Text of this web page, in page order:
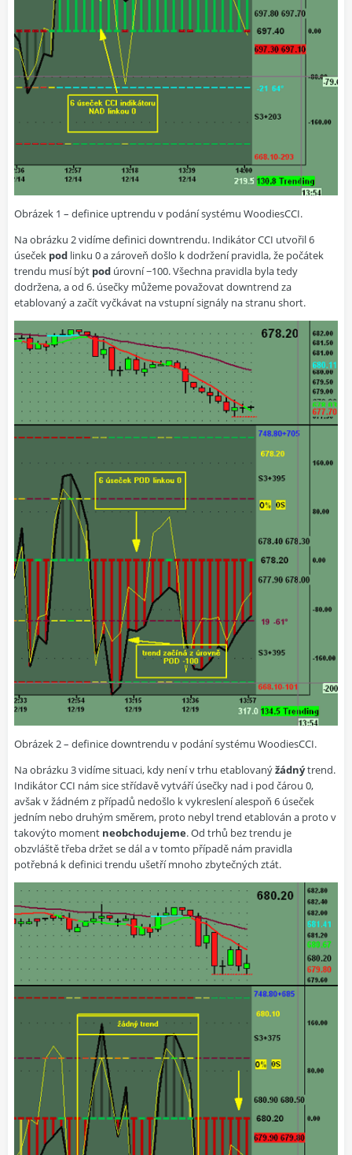
Obrázek 1 – definice uptrendu v podání systému WoodiesCCI.
Na obrázku 2 vidíme definici downtrendu. Indikátor CCI utvořil 6
úseček pod linku 0 a zároveň došlo k dodržení pravidla, že počátek
trendu musí být pod úrovní −100. Všechna pravidla byla tedy
dodržena, a od 6. úsečky můžeme považovat downtrend za
etablovaný a začít vyčkávat na vstupní signály na stranu short.
Obrázek 2 – definice downtrendu v podání systému WoodiesCCI.
Na obrázku 3 vidíme situaci, kdy není v trhu etablovanýžádnýtrend.
Indikátor CCI nám sice střídavě vytváří úsečky nad i pod čárou 0,
avšak v žádném z případů nedošlo k vykreslení alespoň 6 úseček
jedním nebo druhým směrem, proto nebyl trend etablován a proto v
takovýto moment neobchodujeme. Od trhů bez trendu je
obzvláště třeba držet se dál a v tomto případě nám pravidla
potřebná k definici trendu ušetří mnoho zbytečných ztát.